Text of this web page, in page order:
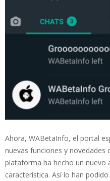
Ahora, WABetaInfo, el portal
nuevas funciones y novedades
plataforma ha hecho un nuevo
característica. Así lo han